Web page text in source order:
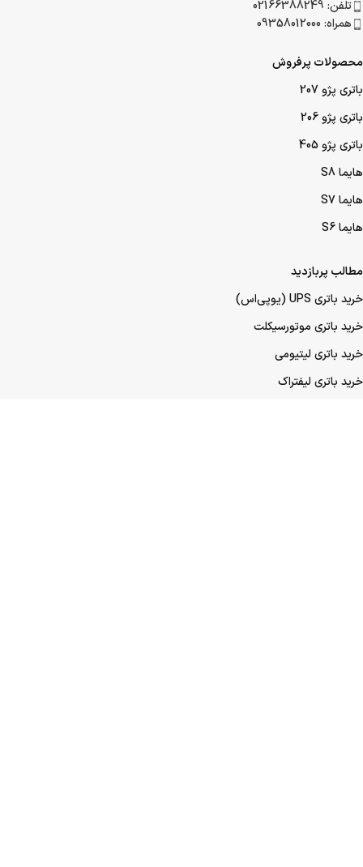
تلفن: 02166388249
همراه: 09358012000
محصولات پرفروش
باتری پژو 207
باتری پژو 206
باتری پژو 405
هایما S8
هایما S7
هایما S6
مطالب پربازدید
خرید باتری UPS (یو‌پی‌اس)
خرید باتری موتورسیکلت
خرید باتری لیتیومی
خرید باتری لیفتراک